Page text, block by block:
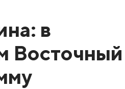
в
Восточный